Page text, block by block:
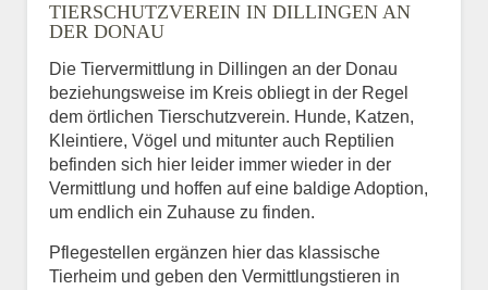
TIERSCHUTZVEREIN IN DILLINGEN AN
DER DONAU
Die Tiervermittlung in Dillingen an der Donau
beziehungsweise im Kreis obliegt in der Regel
dem örtlichen Tierschutzverein. Hunde, Katzen,
Kleintiere, Vögel und mitunter auch Reptilien
befinden sich hier leider immer wieder in der
Vermittlung und hoffen auf eine baldige Adoption,
um endlich ein Zuhause zu finden.
Pflegestellen ergänzen hier das klassische
Tierheim und geben den Vermittlungstieren in